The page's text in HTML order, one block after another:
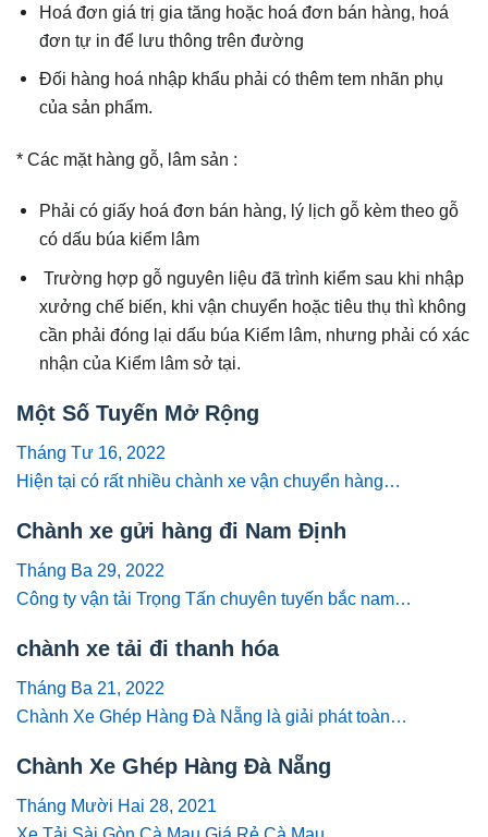
Hoá đơn giá trị gia tăng hoặc hoá đơn bán hàng, hoá
đơn tự in để lưu thông trên đường
Đối hàng hoá nhập khẩu phải có thêm tem nhãn phụ
của sản phẩm.
* Các mặt hàng gỗ, lâm sản :
Phải có giấy hoá đơn bán hàng, lý lịch gỗ kèm theo gỗ
có dấu búa kiểm lâm
Trường hợp gỗ nguyên liệu đã trình kiểm sau khi nhập
xưởng chế biến, khi vận chuyển hoặc tiêu thụ thì không
cần phải đóng lại dấu búa Kiểm lâm, nhưng phải có xác
nhận của Kiểm lâm sở tại.
Một Số Tuyến Mở Rộng
Tháng Tư 16, 2022
Hiện tại có rất nhiều chành xe vận chuyển hàng…
Chành xe gửi hàng đi Nam Định
Tháng Ba 29, 2022
Công ty vận tải Trọng Tấn chuyên tuyến bắc nam…
chành xe tải đi thanh hóa
Tháng Ba 21, 2022
Chành Xe Ghép Hàng Đà Nẵng là giải phát toàn…
Chành Xe Ghép Hàng Đà Nẵng
Tháng Mười Hai 28, 2021